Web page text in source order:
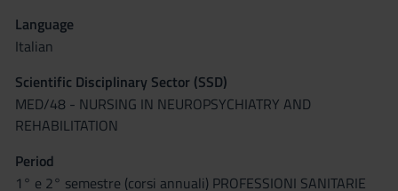
Language
Italian
Scientific Disciplinary Sector (SSD)
MED/48 - NURSING IN NEUROPSYCHIATRY AND
REHABILITATION
Period
1° e 2° semestre (corsi annuali) PROFESSIONI SANITARIE